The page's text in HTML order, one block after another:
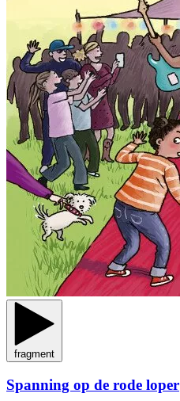
fragment
Spanning op de rode loper